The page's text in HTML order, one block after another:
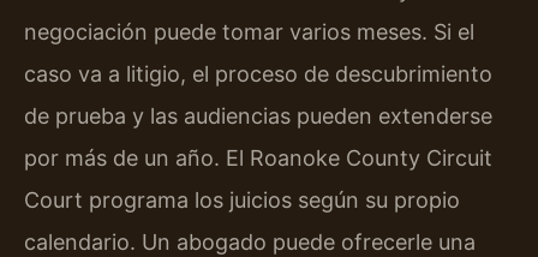
negociación puede tomar varios meses. Si el
caso va a litigio, el proceso de descubrimiento
de prueba y las audiencias pueden extenderse
por más de un año. El Roanoke County Circuit
Court programa los juicios según su propio
calendario. Un abogado puede ofrecerle una